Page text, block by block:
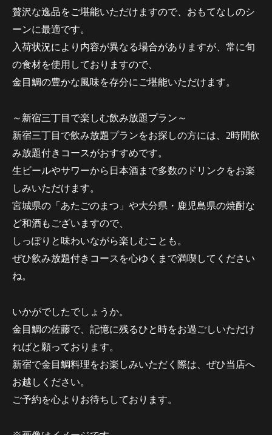
贅沢な逸品をご堪能いただけますので、おもてなしのシ
ーンに最適です。
入荷状況により内容が異なる場合がありますが、常に旬
の食材を使用しておりますので、
金目鯛の豊かな風味を存分にご堪能いただけます。
～新宿三丁目で楽しむ飲み放題プラン～
新宿三丁目で飲み放題プランをお探しの方には、2時間飲
み放題付きコースがおすすめです。
生ビールやサワーから日本酒まで多数のドリンクをお楽
しみいただけます。
宮城県の「あたごのまつ」や大分県・鹿児島県の焼酎な
ど和酒もございますので、
しっぽりと味わいながら楽しむことも。
ぜひ飲み放題付きコースを心ゆくまで満喫してください
ね。
いかがでしたでしょうか。
金目鯛の佐藤で、記憶に残るひと時をお過ごしいただけ
ればと願っております。
新宿で金目鯛料理をお楽しみいただく際は、ぜひ当店へ
お越しください。
ご予約を心よりお待ちしております。